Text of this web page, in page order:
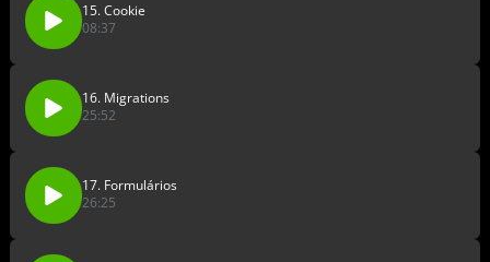
15. Cookie
08:37
16. Migrations
25:52
17. Formulários
26:25